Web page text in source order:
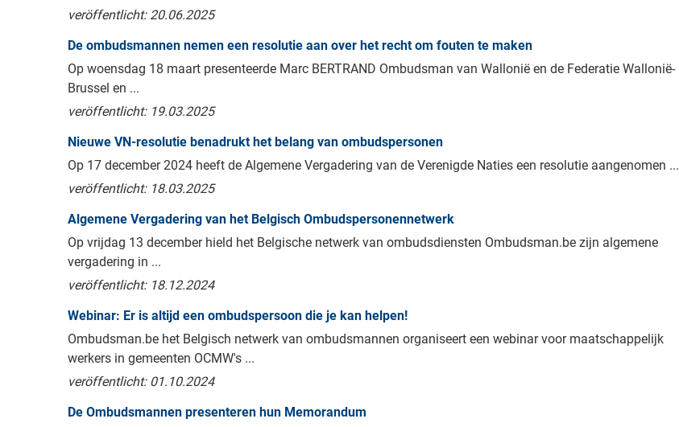
veröffentlicht: 20.06.2025
De ombudsmannen nemen een resolutie aan over het recht om fouten te maken
Op woensdag 18 maart presenteerde Marc BERTRAND Ombudsman van Wallonië en de Federatie Wallonië-
Brussel en ...
veröffentlicht: 19.03.2025
Nieuwe VN-resolutie benadrukt het belang van ombudspersonen
Op 17 december 2024 heeft de Algemene Vergadering van de Verenigde Naties een resolutie aangenomen ...
veröffentlicht: 18.03.2025
Algemene Vergadering van het Belgisch Ombudspersonennetwerk
Op vrijdag 13 december hield het Belgische netwerk van ombudsdiensten Ombudsman.be zijn algemene
vergadering in ...
veröffentlicht: 18.12.2024
Webinar: Er is altijd een ombudspersoon die je kan helpen!
Ombudsman.be het Belgisch netwerk van ombudsmannen organiseert een webinar voor maatschappelijk
werkers in gemeenten OCMW's ...
veröffentlicht: 01.10.2024
De Ombudsmannen presenteren hun Memorandum